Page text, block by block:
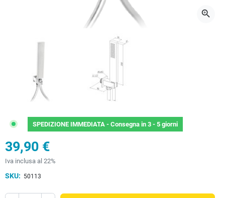
zoom_in
SPEDIZIONE IMMEDIATA - Consegna in 3 - 5 giorni
39,90 €
Iva inclusa al 22%
SKU: 50113